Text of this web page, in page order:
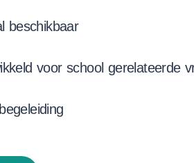
beschikbaar
voor school gerelateerde